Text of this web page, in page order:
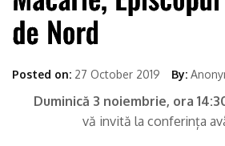
Posted on: 27 October 2019 By:
Duminică 3 noiembrie, ora
vă invită la conferința